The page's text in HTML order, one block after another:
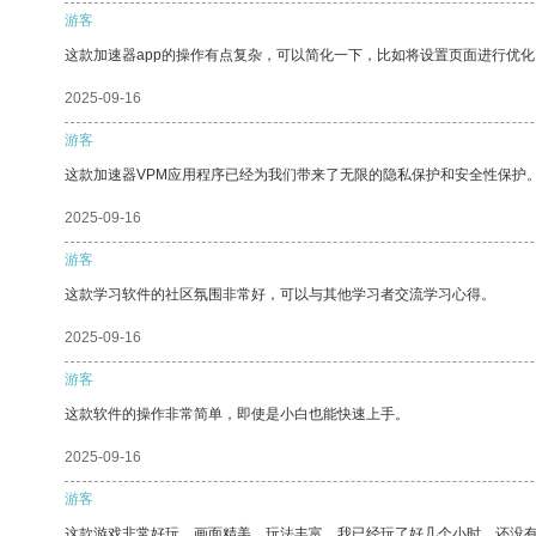
游客
这款加速器app的操作有点复杂，可以简化一下，比如将设置页面进行优化
2025-09-16
游客
这款加速器VPM应用程序已经为我们带来了无限的隐私保护和安全性保护。
2025-09-16
游客
这款学习软件的社区氛围非常好，可以与其他学习者交流学习心得。
2025-09-16
游客
这款软件的操作非常简单，即使是小白也能快速上手。
2025-09-16
游客